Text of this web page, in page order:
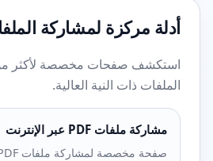
أدلة مركزة لمشاركة
استكشف صفحات مخصصة لأكثر
الملفات ذات النية العالية.
مشاركة ملفات PDF عبر الإنترنت